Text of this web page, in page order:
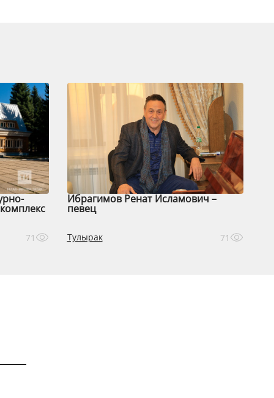
71
Ибрагимов Ренат Исламович –
певец
Тулырак 71